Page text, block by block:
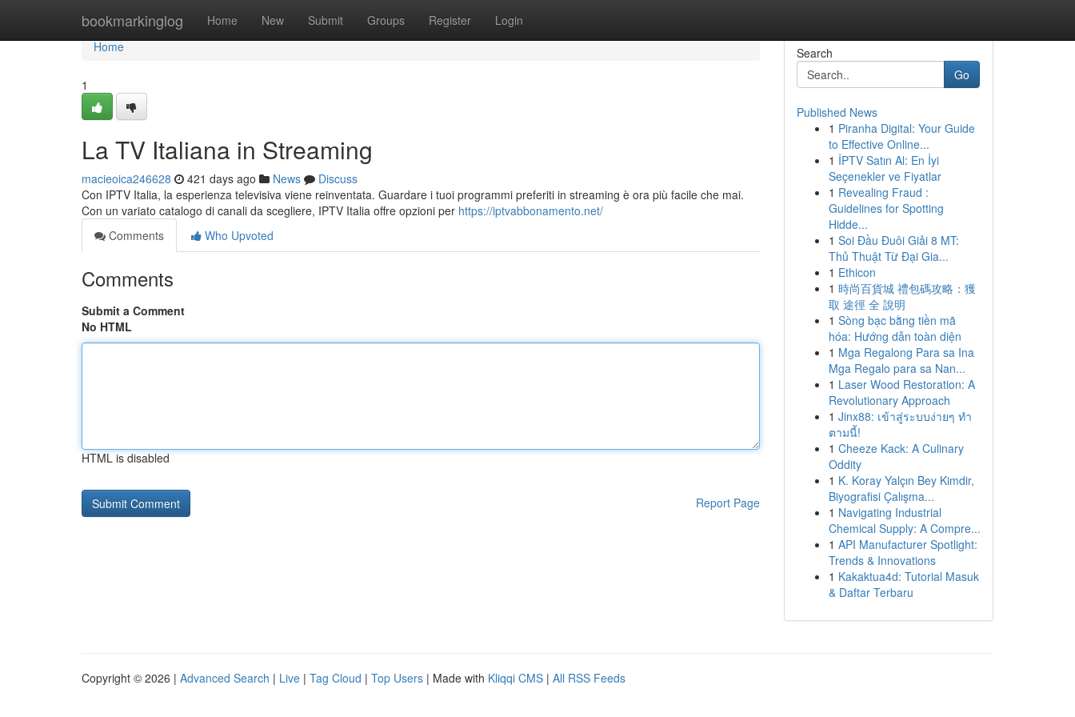
bookmarkinglog Home New Submit Groups Register Login
Home
Home
1
La TV Italiana in Streaming
macieoica246628 421 days ago News
Discuss
Con IPTV Italia, la esperienza televisiva viene reinventata. Guardare i tuoi programmi preferiti in streaming è ora più facile che mai.
Con un variato catalogo di canali da scegliere, IPTV Italia offre opzioni per https://iptvabbonamento.net/
Comments
Who Upvoted
Comments
Submit a Comment
No HTML
HTML is disabled
Report Page
Search
Go
Published News
1 Piranha Digital: Your Guide
to Effective Online...
1 İPTV Satın Al: En İyi
Seçenekler ve Fiyatlar
1 Revealing Fraud :
Guidelines for Spotting
Hidde...
1 Soi Đầu Đuôi Giải 8 MT:
Thủ Thuật Từ Đại Gia...
1 Ethicon
1 時尚百貨城 禮包碼攻略：獲
取 途徑 全 說明
1 Sòng bạc bằng tiền mã
hóa: Hướng dẫn toàn diện
1 Mga Regalong Para sa Ina
Mga Regalo para sa Nan...
1 Laser Wood Restoration: A
Revolutionary Approach
1 Jinx88: เข้าสู่ระบบง่ายๆ ทำ
ตามนี้!
1 Cheeze Kack: A Culinary
Oddity
1 K. Koray Yalçın Bey Kimdir,
Biyografisi Çalışma...
1 Navigating Industrial
Chemical Supply: A Compre...
1 API Manufacturer Spotlight:
Trends & Innovations
1 Kakaktua4d: Tutorial Masuk
& Daftar Terbaru
Copyright © 2026 | Advanced Search | Live | Tag Cloud | Top Users | Made with Kliqqi CMS | All RSS Feeds